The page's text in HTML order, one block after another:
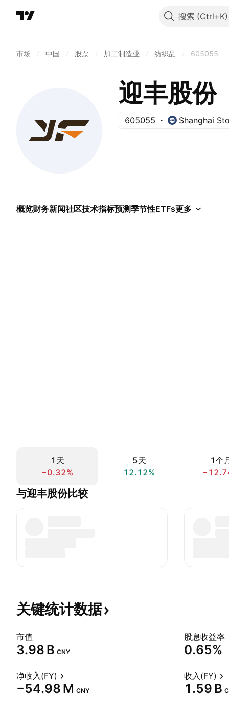
搜索
市场 中国 股票 加工制造业 纺织品 605055
迎丰股份
605055 Shanghai
概览财务新闻社区技术指标预测季节性ETFs更多
1天
−0.32%
5天
12.12%
1个
与迎丰股份比较
关键统计数据
市值
‪3.98 B‬ CNY
股息收益率
0.65%
净收入(FY)
‪−54.98 M‬ CNY
收入(FY)
‪1.59 B‬